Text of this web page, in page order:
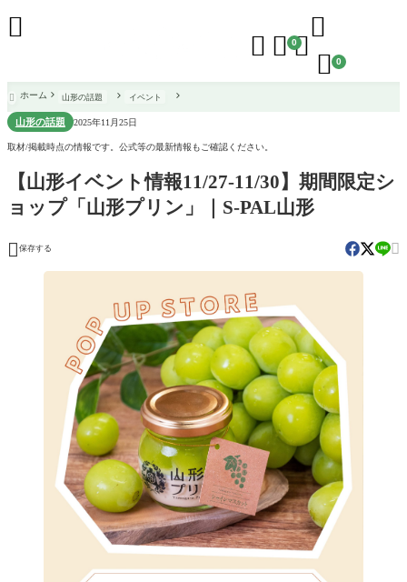
  0

 0

 ホーム 山形の話題 イベント
山形の話題 2025年11月25日
取材/掲載時点の情報です。公式等の最新情報もご確認ください。
【山形イベント情報11/27-11/30】期間限定シ
ョップ「山形プリン」｜S-PAL山形
 保存する 